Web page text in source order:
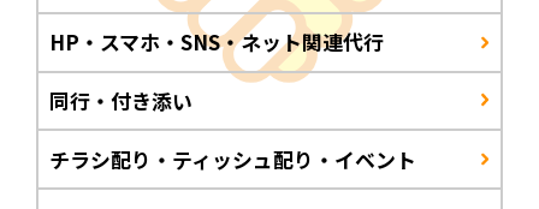
HP・スマホ・SNS・ネット関連代行
同行・付き添い
チラシ配り・ティッシュ配り・イベント